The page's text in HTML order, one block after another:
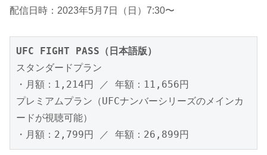
配信日時：2023年5月7日（日）7:30〜
UFC FIGHT PASS（日本語版）
スタンダードプラン
・月額：1,214円 ／ 年額：11,656円
プレミアムプラン（UFCナンバーシリーズのメインカ
ードが視聴可能）
・月額：2,799円 ／ 年額：26,899円